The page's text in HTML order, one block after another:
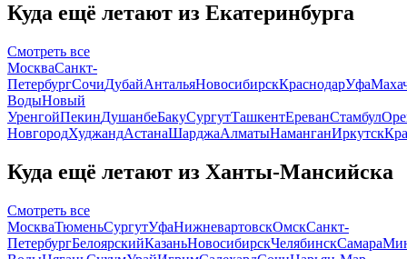
Куда ещё летают из Екатеринбурга
Смотреть все
МоскваСанкт-
ПетербургСочиДубайАнтальяНовосибирскКраснодарУфа
ВодыНовый
УренгойПекинДушанбеБакуСургутТашкентЕреванСтамбул
НовгородХуджандАстанаШарджаАлматыНаманганИркутск
Куда ещё летают из Ханты-Мансийска
Смотреть все
МоскваТюменьСургутУфаНижневартовскОмскСанкт-
ПетербургБелоярскийКазаньНовосибирскЧелябинскСамара